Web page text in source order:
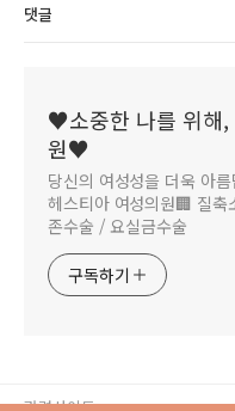
댓글
♥소중한 나를 위해,
원♥
당신의 여성성을 더욱 아
헤스티아 여성의원🏢 질
존수술 / 요실금수술
구독하기
관련사이트